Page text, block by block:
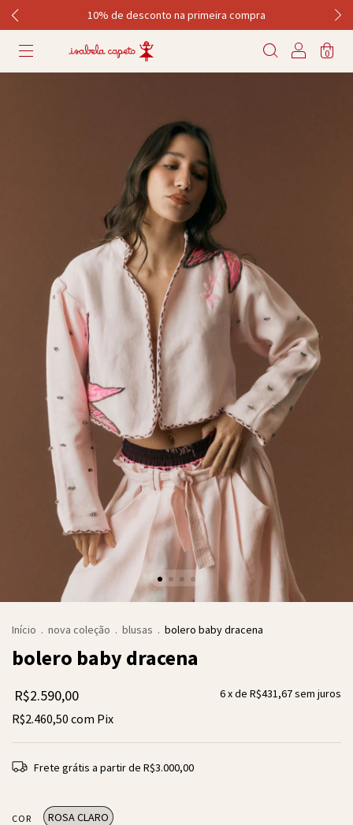
10% de desconto na primeira compra
0
Início . nova coleção . blusas . bolero baby dracena
bolero baby dracena
R$2.590,00 6x de R$431,67sem juros
R$2.460,50 com Pix
Frete grátis a partir de R$3.000,00
COR ROSA CLARO